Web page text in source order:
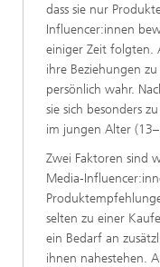
dass sie nur
Influencer:innen
einiger Zeit folgten.
ihre Beziehungen
persönlich wahr.
sie sich besonders
im jungen Alter
Zwei Faktoren sind
Media-
selten zu einer
ein Bedarf an
ihnen nahestehen.